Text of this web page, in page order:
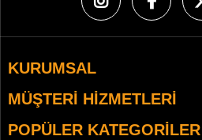
KURUMSAL
MÜŞTERI HIZMETLERI
POPÜLER KATEGORILER